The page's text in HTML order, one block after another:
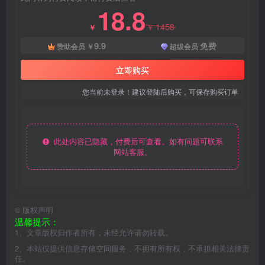
￥ 18.8￥1458
赞助会员 ￥9.9 超级会员 免费
立即购买
您当前未登录！建议登陆后购买，可保存购买订单
此处内容已隐藏，付费后可查看。如有问题可联系
网站客服。
© 版权声明
温馨提示：
1、文章版权归作者所有，未经允许请勿转载。
2、本站仅提供信息存储空间服务，不拥有所有权，不承担相关法律责
任。